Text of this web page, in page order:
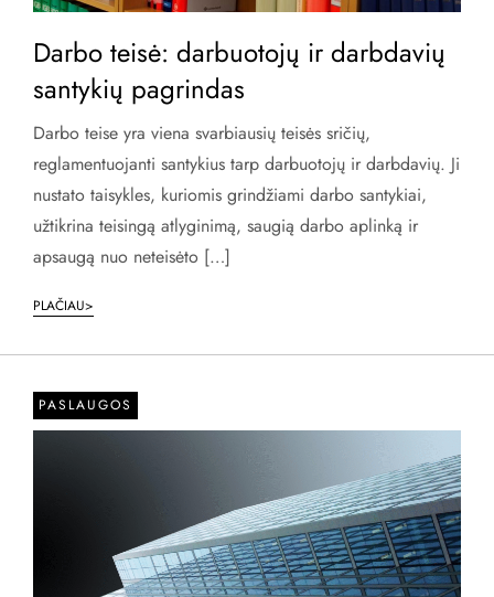
Darbo teisė: darbuotojų ir darbdavių
santykių pagrindas
Darbo teise yra viena svarbiausių teisės sričių,
reglamentuojanti santykius tarp darbuotojų ir darbdavių. Ji
nustato taisykles, kuriomis grindžiami darbo santykiai,
užtikrina teisingą atlyginimą, saugią darbo aplinką ir
apsaugą nuo neteisėto […]
PLAČIAU>
PASLAUGOS